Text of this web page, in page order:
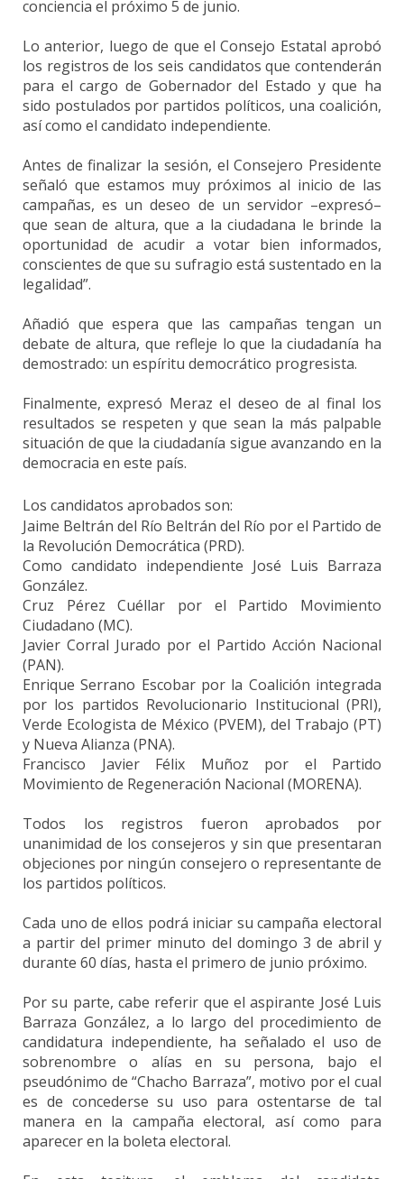
conciencia el próximo 5 de junio.
Lo anterior, luego de que el Consejo Estatal aprobó
los registros de los seis candidatos que contenderán
para el cargo de Gobernador del Estado y que ha
sido postulados por partidos políticos, una coalición,
así como el candidato independiente.
Antes de finalizar la sesión, el Consejero Presidente
señaló que estamos muy próximos al inicio de las
campañas, es un deseo de un servidor –expresó–
que sean de altura, que a la ciudadana le brinde la
oportunidad de acudir a votar bien informados,
conscientes de que su sufragio está sustentado en la
legalidad”.
Añadió que espera que las campañas tengan un
debate de altura, que refleje lo que la ciudadanía ha
demostrado: un espíritu democrático progresista.
Finalmente, expresó Meraz el deseo de al final los
resultados se respeten y que sean la más palpable
situación de que la ciudadanía sigue avanzando en la
democracia en este país.
Los candidatos aprobados son:
Jaime Beltrán del Río Beltrán del Río por el Partido de
la Revolución Democrática (PRD).
Como candidato independiente José Luis Barraza
González.
Cruz Pérez Cuéllar por el Partido Movimiento
Ciudadano (MC).
Javier Corral Jurado por el Partido Acción Nacional
(PAN).
Enrique Serrano Escobar por la Coalición integrada
por los partidos Revolucionario Institucional (PRI),
Verde Ecologista de México (PVEM), del Trabajo (PT)
y Nueva Alianza (PNA).
Francisco Javier Félix Muñoz por el Partido
Movimiento de Regeneración Nacional (MORENA).
Todos los registros fueron aprobados por
unanimidad de los consejeros y sin que presentaran
objeciones por ningún consejero o representante de
los partidos políticos.
Cada uno de ellos podrá iniciar su campaña electoral
a partir del primer minuto del domingo 3 de abril y
durante 60 días, hasta el primero de junio próximo.
Por su parte, cabe referir que el aspirante José Luis
Barraza González, a lo largo del procedimiento de
candidatura independiente, ha señalado el uso de
sobrenombre o alías en su persona, bajo el
pseudónimo de “Chacho Barraza”, motivo por el cual
es de concederse su uso para ostentarse de tal
manera en la campaña electoral, así como para
aparecer en la boleta electoral.